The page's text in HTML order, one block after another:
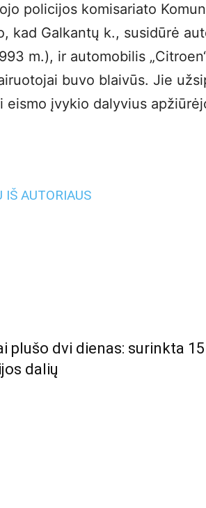
policijos komisariato
kad Galkantų k., susidūrė
m.), ir automobilis
buvo blaivūs. Jie
eismo įvykio dalyvius
IŠ AUTORIAUS
plušo dvi dienas: surinkta
dalių